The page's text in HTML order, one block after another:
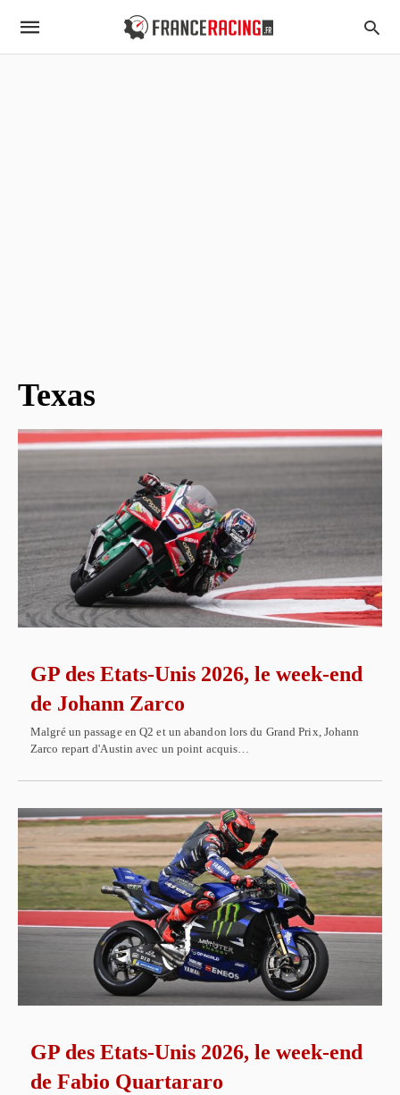
Texas
GP des Etats-Unis 2026, le week-end
de Johann Zarco
Malgré un passage en Q2 et un abandon lors du Grand Prix, Johann
Zarco repart d'Austin avec un point acquis…
GP des Etats-Unis 2026, le week-end
de Fabio Quartararo